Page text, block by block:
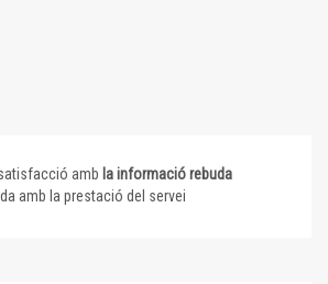
amb la informació rebuda
amb la prestació del servei